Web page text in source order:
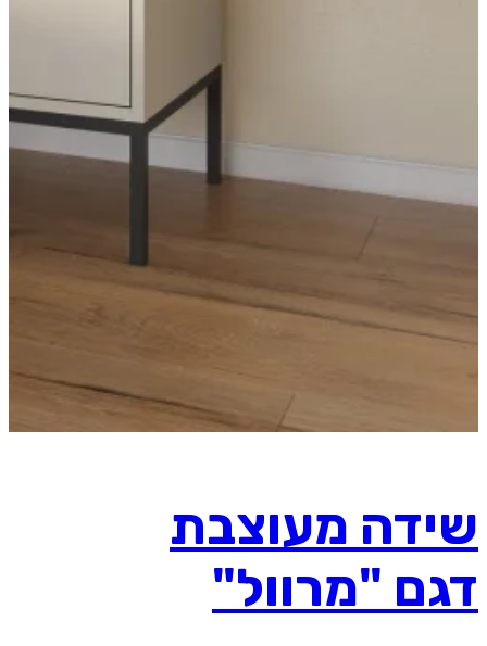
שידה מעוצבת
דגם "מרוול"